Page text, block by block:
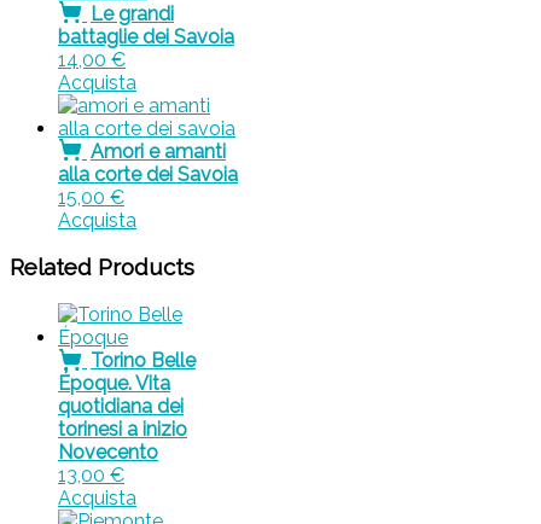
Le grandi
battaglie dei Savoia
14,00 €
Acquista
Amori e amanti
alla corte dei Savoia
15,00 €
Acquista
Related Products
Torino Belle
Époque. Vita
quotidiana dei
torinesi a inizio
Novecento
13,00 €
Acquista